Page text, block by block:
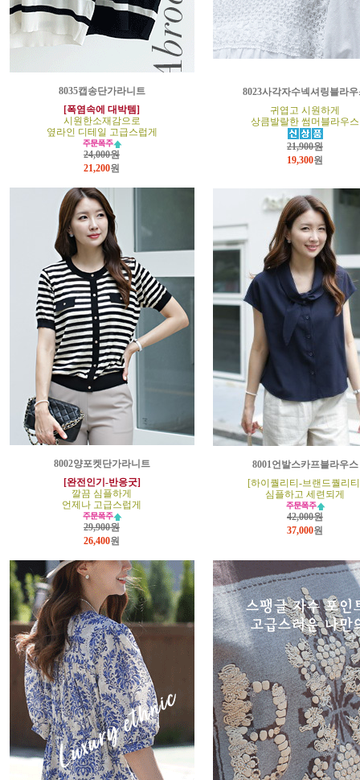
8035캡송단가라니트
[폭염속에 대박템]
시원한소재감으로
옆라인 디테일 고급스럽게
24,000원
21,200원
8023사각자수넥셔링블라우
귀엽고 시원하게
상큼발랄한 썸머블라우스
21,900원
19,300원
8002양포켓단가라니트
[완전인기-반응굿]
깔끔 심플하게
언제나 고급스럽게
29,900원
26,400원
8001언발스카프블라우스
[하이퀄리티-브랜드퀄리
심플하고 세련되게
42,000원
37,000원